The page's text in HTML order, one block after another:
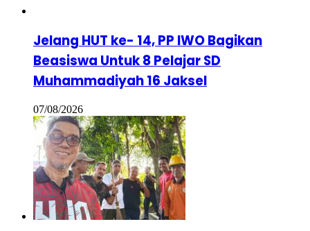
Jelang HUT ke- 14, PP IWO Bagikan
Beasiswa Untuk 8 Pelajar SD
Muhammadiyah 16 Jaksel
07/08/2026